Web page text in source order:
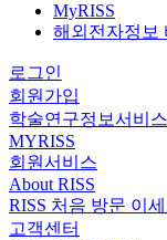
MyRISS
해외전자정보
로그인
회원가입
학술연구정보서비
MYRISS
회원서비스
About RISS
RISS 처음 방문 이
고객센터